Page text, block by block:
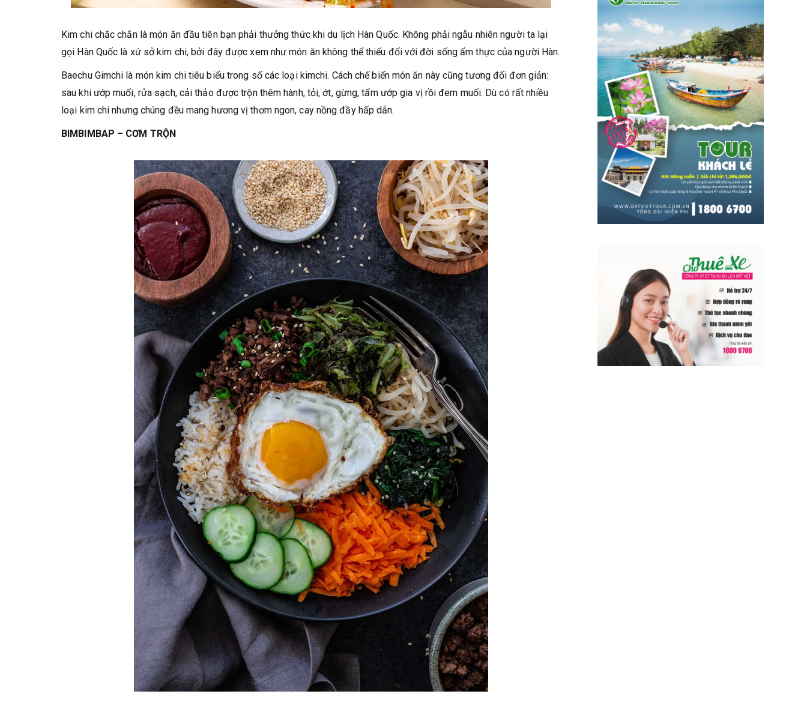
Kim chi chắc chắn là món ăn đầu tiên bạn phải thưởng thức khi du lịch Hàn Quốc. Không phải ngẫu nhiên người ta lại
gọi Hàn Quốc là xứ sở kim chi, bởi đây được xem như món ăn không thể thiếu đối với đời sống ẩm thực của người Hàn.
Baechu Gimchi là món kim chi tiêu biểu trong số các loại kimchi. Cách chế biến món ăn này cũng tương đối đơn giản:
sau khi ướp muối, rửa sạch, cải thảo được trộn thêm hành, tỏi, ớt, gừng, tẩm ướp gia vị rồi đem muối. Dù có rất nhiều
loại kim chi nhưng chúng đều mang hương vị thơm ngon, cay nồng đầy hấp dẫn.
BIMBIMBAP – CƠM TRỘN